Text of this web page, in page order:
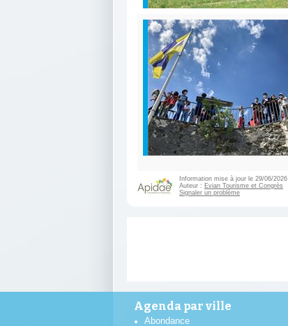
Information mise à jour le 29/06/2026
Auteur : Evian Tourisme et Congrès
Signaler un problème
Agenda par ville
Abondance